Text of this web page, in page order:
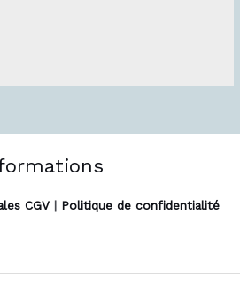
CGV | Politique de confidentialité